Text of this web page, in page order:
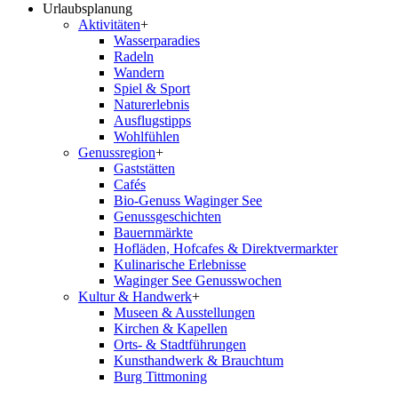
Urlaubsplanung
Aktivitäten+
Wasserparadies
Radeln
Wandern
Spiel & Sport
Naturerlebnis
Ausflugstipps
Wohlfühlen
Genussregion+
Gaststätten
Cafés
Bio-Genuss Waginger See
Genussgeschichten
Bauernmärkte
Hofläden, Hofcafes & Direktvermarkter
Kulinarische Erlebnisse
Waginger See Genusswochen
Kultur & Handwerk+
Museen & Ausstellungen
Kirchen & Kapellen
Orts- & Stadtführungen
Kunsthandwerk & Brauchtum
Burg Tittmoning